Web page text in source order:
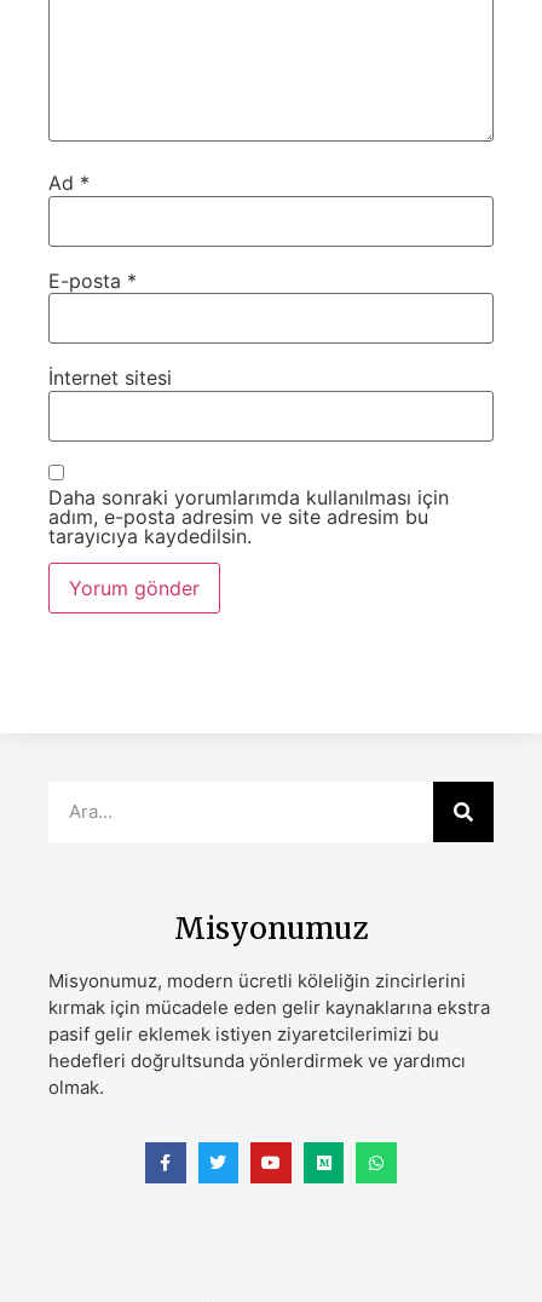
Ad *
E-posta *
İnternet sitesi
Daha sonraki yorumlarımda kullanılması için
adım, e-posta adresim ve site adresim bu
tarayıcıya kaydedilsin.
Misyonumuz
Misyonumuz, modern ücretli köleliğin zincirlerini
kırmak için mücadele eden gelir kaynaklarına ekstra
pasif gelir eklemek istiyen ziyaretcilerimizi bu
hedefleri doğrultsunda yönlerdirmek ve yardımcı
olmak.